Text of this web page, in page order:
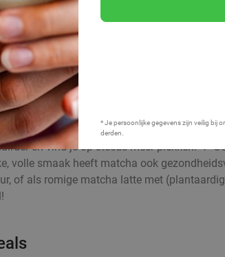
* Je persoonlijke gegevens zijn veilig bij
derden.
en vind je op steeds meer plekken. 💚
volle smaak heeft matcha ook
of als romige matcha latte met